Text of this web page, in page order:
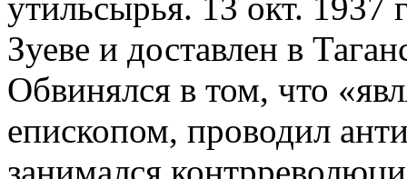
Зуеве и доставлен в
Обвинялся в том, что
епископом, проводил
занимался